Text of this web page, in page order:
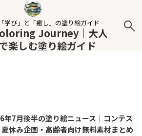
学び」と「癒し」の塗り絵ガイド
Journey｜大人
楽しむ塗り絵ガイド
年7月後半の塗り絵ニュース｜コンテス
夏休み企画・高齢者向け無料素材まとめ